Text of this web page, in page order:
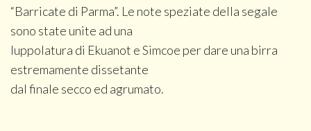
“Barricate di Parma”. Le note speziate della segale
sono state unite ad una
luppolatura di Ekuanot e Simcoe per dare una birra
estremamente dissetante
dal finale secco ed agrumato.